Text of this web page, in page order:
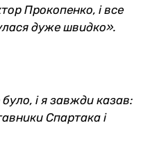
Прокопенко, і все
дуже швидко».
і я завжди казав:
Спартака і